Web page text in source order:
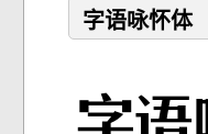
字语咏怀体